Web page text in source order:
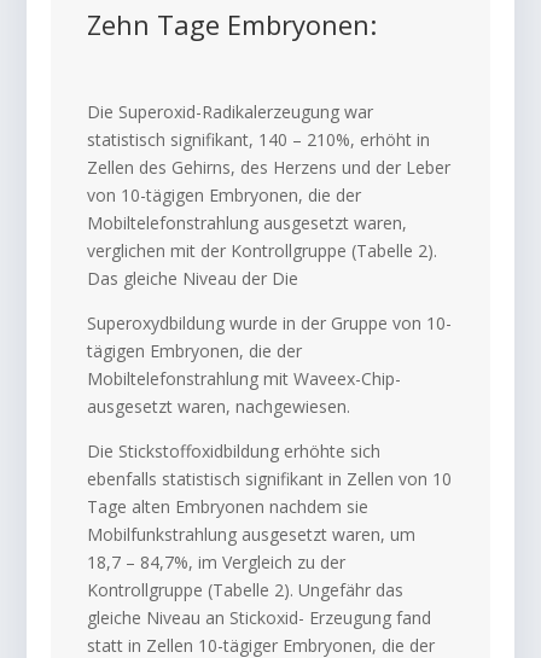
Zehn Tage Embryonen:
Die Superoxid-Radikalerzeugung war
statistisch signifikant, 140 – 210%, erhöht in
Zellen des Gehirns, des Herzens und der Leber
von 10-tägigen Embryonen, die der
Mobiltelefonstrahlung ausgesetzt waren,
verglichen mit der Kontrollgruppe (Tabelle 2).
Das gleiche Niveau der Die
Superoxydbildung wurde in der Gruppe von 10-
tägigen Embryonen, die der
Mobiltelefonstrahlung mit Waveex-Chip-
ausgesetzt waren, nachgewiesen.
Die Stickstoffoxidbildung erhöhte sich
ebenfalls statistisch signifikant in Zellen von 10
Tage alten Embryonen nachdem sie
Mobilfunkstrahlung ausgesetzt waren, um
18,7 – 84,7%, im Vergleich zu der
Kontrollgruppe (Tabelle 2). Ungefähr das
gleiche Niveau an Stickoxid- Erzeugung fand
statt in Zellen 10-tägiger Embryonen, die der